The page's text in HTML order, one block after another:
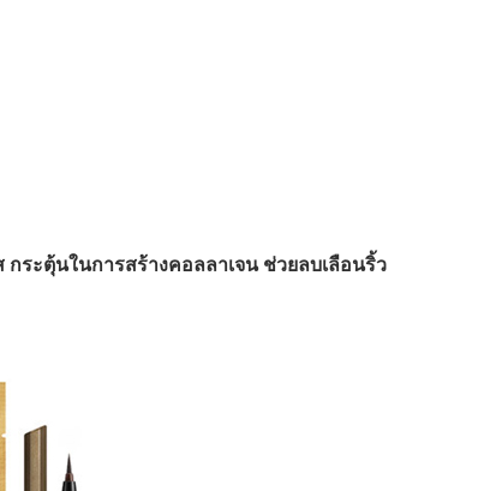
ระตุ้นในการสร้างคอลลาเจน ช่วยลบเลือนริ้ว